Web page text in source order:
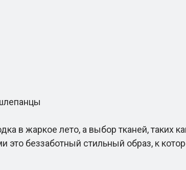
в жаркое лето, а выбор тканей, таких
беззаботный стильный образ, к